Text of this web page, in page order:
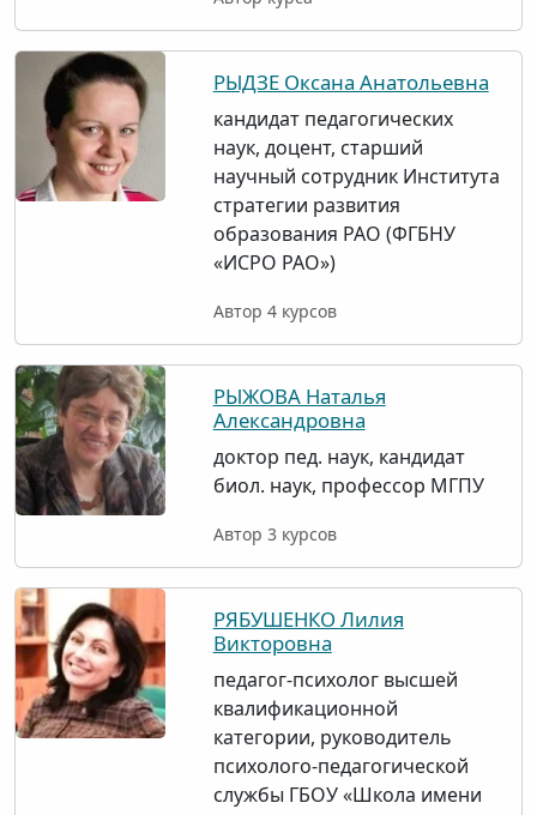
РЫДЗЕ Оксана Анатольевна
кандидат педагогических
наук, доцент, старший
научный сотрудник Института
стратегии развития
образования РАО (ФГБНУ
«ИСРО РАО»)
Автор 4 курсов
РЫЖОВА Наталья
Александровна
доктор пед. наук, кандидат
биол. наук, профессор МГПУ
Автор 3 курсов
РЯБУШЕНКО Лилия
Викторовна
педагог-психолог высшей
квалификационной
категории, руководитель
психолого-педагогической
службы ГБОУ «Школа имени